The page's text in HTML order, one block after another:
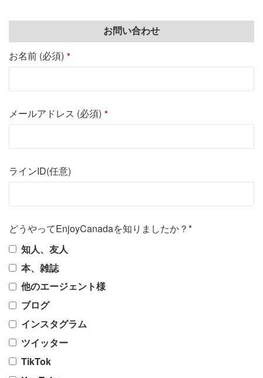
お問い合わせ
お名前 (必須) *
メールアドレス (必須) *
ラインID(任意)
どうやってEnjoyCanadaを知りましたか？*
知人、友人
本、雑誌
他のエージェント様
ブログ
インスタグラム
ツイッター
TikTok